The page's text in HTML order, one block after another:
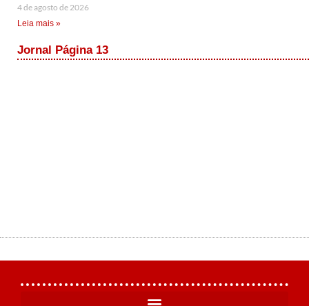
4 de agosto de 2026
Leia mais »
Jornal Página 13